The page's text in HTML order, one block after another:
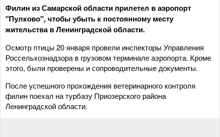
Филин из Самарской области прилетел в аэропорт
"Пулково", чтобы убыть к постоянному месту
жительства в Ленинградской области.
Осмотр птицы 20 января провели инспекторы Управления
Россельхознадзора в грузовом терминале аэропорта. Кроме
этого, были проверены и сопроводительные документы.
После успешного прохождения ветеринарного контроля
филин поехал на турбазу Приозерского района
Ленинградской области.